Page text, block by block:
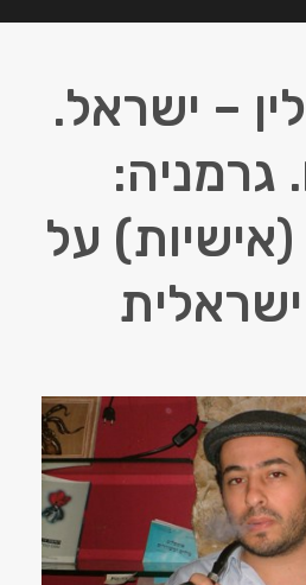
– ישראל.
גרמניה:
על